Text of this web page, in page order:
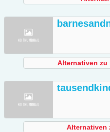
Alternativen zu
Alternativen